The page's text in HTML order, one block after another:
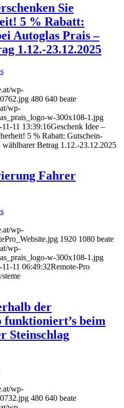
Sie
5 % Rabatt:
Autoglas Prais –
1.12.-23.12.2025
wp-
480 640 beate
wp-
w-300x108-1.jpg
11-11 13:39:16Geschenk Idee –
5 % Rabatt: Gutschein-
Betrag 1.12.-23.12.2025
Fahrer
wp-
1920 1080 beate
wp-
w-300x108-1.jpg
11-11 06:49:32Remote-Pro
der
funktioniert’s beim
Steinschlag
wp-
480 640 beate